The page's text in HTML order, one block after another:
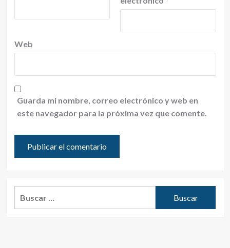
Web
Guarda mi nombre, correo electrónico y web en
este navegador para la próxima vez que comente.